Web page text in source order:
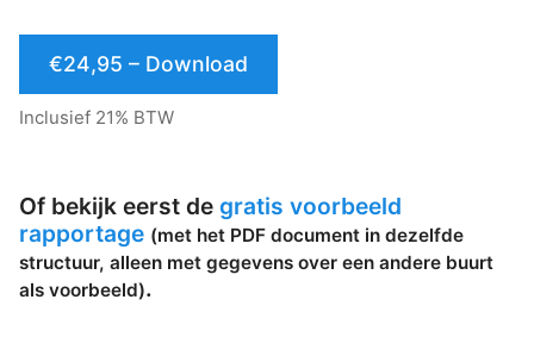
€24,95 – Download
Inclusief 21% BTW
Of bekijk eerst de gratis voorbeeld
rapportage (met het PDF document in dezelfde
structuur, alleen met gegevens over een andere buurt
als voorbeeld).